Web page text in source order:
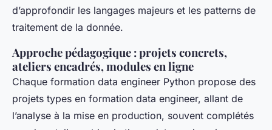
d’approfondir les langages majeurs et les patterns de
traitement de la donnée.
Approche pédagogique : projets concrets,
ateliers encadrés, modules en ligne
Chaque formation data engineer Python propose des
projets types en formation data engineer, allant de
l’analyse à la mise en production, souvent complétés